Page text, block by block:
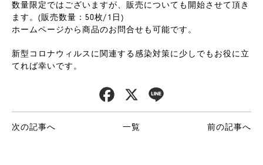
数量限定ではございますが、販売についても開始させて頂き
ます。(販売数量：50枚/1日)
ホームページから商品のお問合せも可能です。
新型コロナウィルスに関連する感染対策に少しでもお役に立
てれば幸いです。
a
i
次の記事へ 一覧 前の記事へ